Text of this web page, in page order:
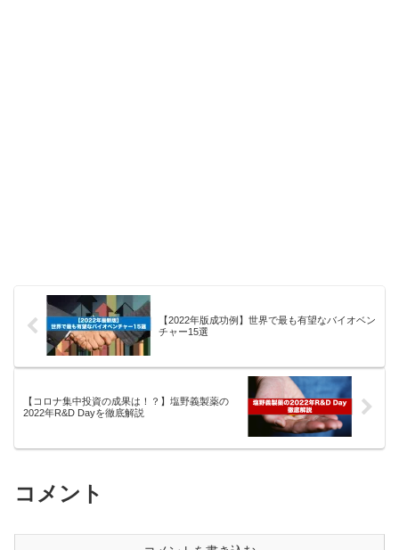
【2022年版成功例】世界で最も有望なバイオベン
チャー15選
【コロナ集中投資の成果は！？】塩野義製薬の
2022年R&D Dayを徹底解説
コメント